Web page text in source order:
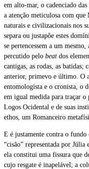
em alto-mar, o cadenciado
a atenção meticulosa com que
naturais e civilizacionais nos
separa ou justapõe estes
se pertencessem a um
percutido pelo beat dos
cantigas, as rodas, as batidas;
anterior, primevo e último. O
entomologista e o cronista, o
em igual medida para traçar o
Logos Ocidental e de suas
ethos, um Romanceiro
E é justamente contra o fundo
“cisão” representada por Júlia
ela constitui uma fissura que
cujo resgate é inapelável; a